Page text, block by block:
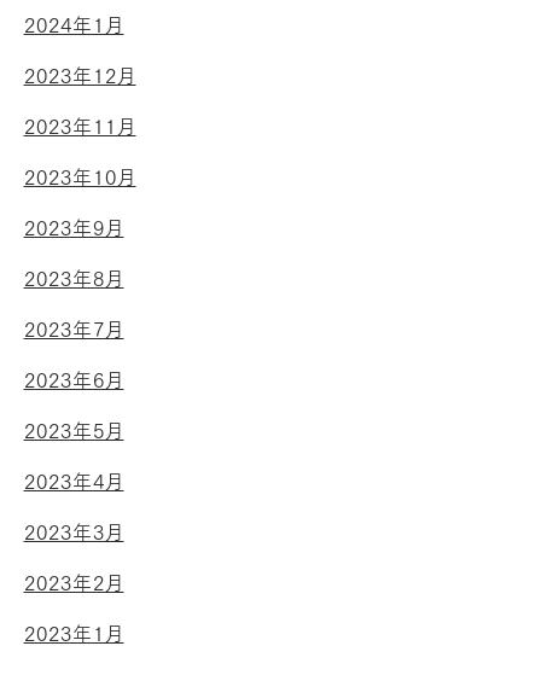
2024年1月
2023年12月
2023年11月
2023年10月
2023年9月
2023年8月
2023年7月
2023年6月
2023年5月
2023年4月
2023年3月
2023年2月
2023年1月